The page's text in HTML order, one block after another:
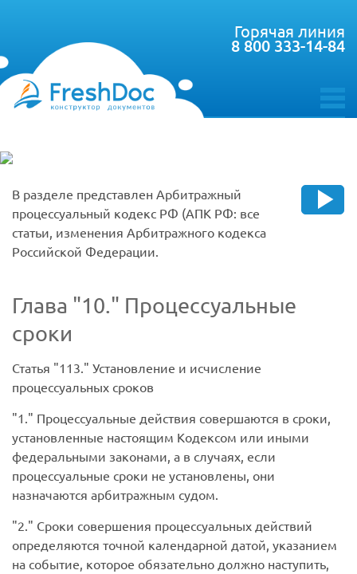
toggle
Горячая линия
8 800 333-14-84
В разделе представлен Арбитражный
процессуальный кодекс РФ (АПК РФ: все
статьи, изменения Арбитражного кодекса
Российской Федерации.
Глава 10.
Процессуальные
сроки
Статья 113. Установление и исчисление
процессуальных сроков
1.
Процессуальные действия совершаются в сроки,
установленные настоящим Кодексом или иными
федеральными законами, а в случаях, если
процессуальные сроки не установлены, они
назначаются арбитражным судом.
2.
Сроки совершения процессуальных действий
определяются точной календарной датой, указанием
на событие, которое обязательно должно наступить,